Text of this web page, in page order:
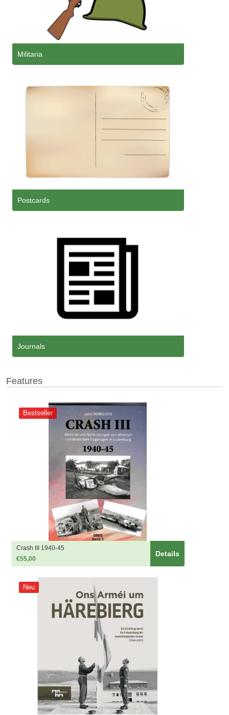
Militaria
Postcards
Journals
Features
Bestseller
Details
Crash III 1940-45
€55,00
Neu